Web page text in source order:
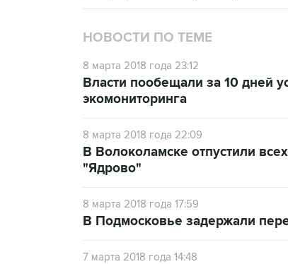
НОВОСТИ ПО ТЕМЕ
8 марта 2018 года 23:12
Власти пообещали за 10 дней
экомониторинга
8 марта 2018 года 22:09
В Волоколамске отпустили
"Ядрово"
8 марта 2018 года 17:59
В Подмосковье задержали
7 марта 2018 года 14:48